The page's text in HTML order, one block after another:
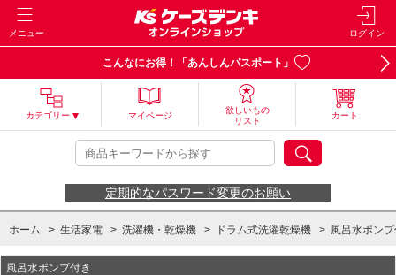
メニュー ログイン
こんなにお得！「あんしんパスポート」
カテゴリー マイページ
欲しいもの
リスト
カート
定期的なパスワード変更のお願い
ホーム > 生活家電 > 洗濯機・乾燥機 > ドラム式洗濯乾燥機 > 風呂水ポン
風呂水ポンプ付き